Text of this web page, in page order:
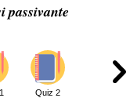
passivante
Quiz 2